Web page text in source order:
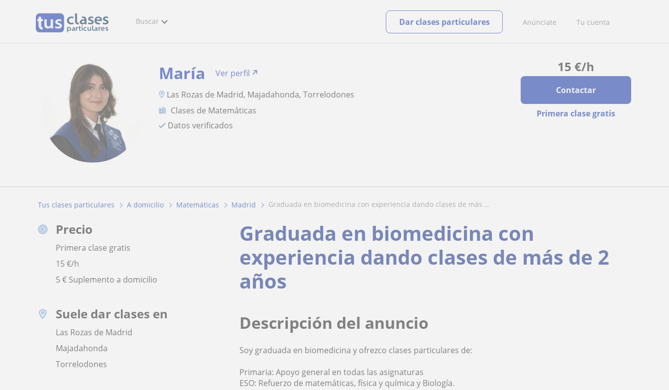
Buscar Anúnciate Tu cuenta
Dar clases particulares
15 €/h
Contactar
Primera clase gratis
María
Ver perfil
Las Rozas de Madrid, Majadahonda, Torrelodones
Clases de Matemáticas
Datos verificados
Tus clases particulares A domicilio Matemáticas Madrid graduada en biomedicina con experiencia dando clases de más ...
Precio
Primera clase gratis
15€/h
5 € Suplemento a domicilio
Suele dar clases en
Las Rozas de Madrid
Majadahonda
Torrelodones
Graduada en biomedicina con
experiencia dando clases de más de 2
años
Descripción del anuncio
Soy graduada en biomedicina y ofrezco clases particulares de:
Primaria: Apoyo general en todas las asignaturas
ESO: Refuerzo de matemáticas, física y química y Biología.